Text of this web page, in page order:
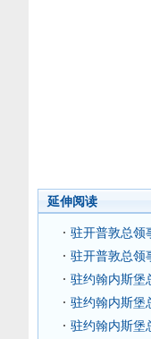
延伸阅读
驻开普敦总领
驻开普敦总领
驻约翰内斯堡
驻约翰内斯堡
驻约翰内斯堡